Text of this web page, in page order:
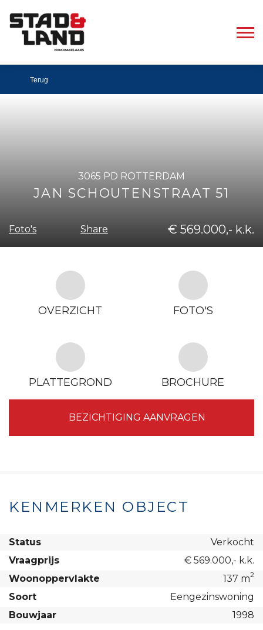
Terug
3065 PD ROTTERDAM
JAN SCHOUTENSTRAAT 51
Foto's Share € 569.000,- k.k.
OVERZICHT FOTO'S
PLATTEGROND BROCHURE
BEZICHTIGING AANVRAGEN
KENMERKEN OBJECT
Status
Verkocht
Vraagprijs
€ 569.000,- k.k.
Woonoppervlakte
137 m2
Soort
Eengezinswoning
Bouwjaar
1998